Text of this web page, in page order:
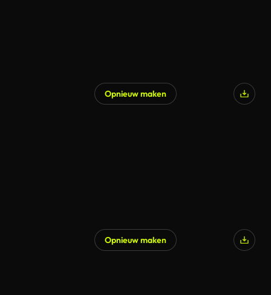
Opnieuw maken
Opnieuw maken